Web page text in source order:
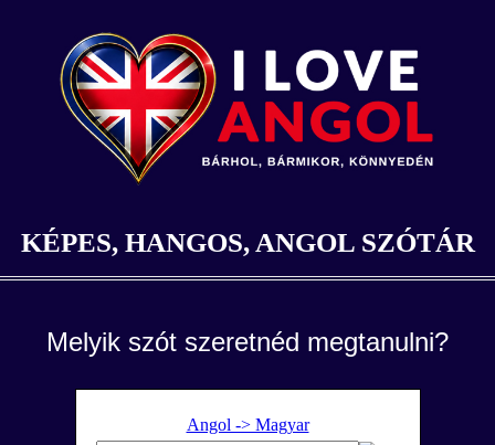
KÉPES, HANGOS, ANGOL SZÓTÁR
Melyik szót szeretnéd megtanulni?
Angol -> Magyar